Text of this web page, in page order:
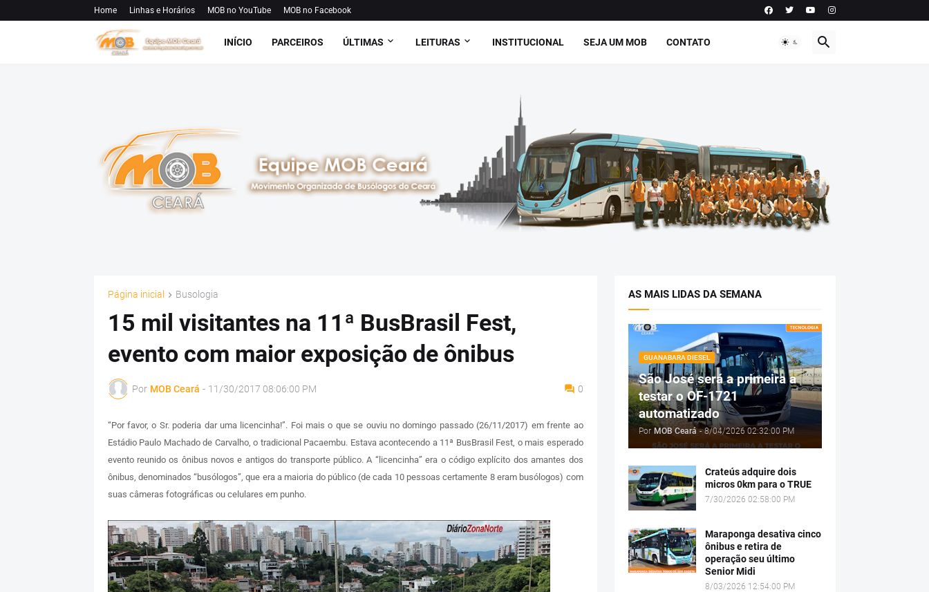
Home Linhas e Horários MOB no YouTube MOB no Facebook
INÍCIO PARCEIROS ÚLTIMAS LEITURAS INSTITUCIONAL SEJA UM MOB CONTATO
Página inicial Busologia
15 mil visitantes na 11ª BusBrasil Fest,
evento com maior exposição de ônibus
Por MOB Ceará - 11/30/2017 08:06:00 PM 0
“Por favor, o Sr. poderia dar uma licencinha!”. Foi mais o que se ouviu no domingo passado (26/11/2017) em frente ao
Estádio Paulo Machado de Carvalho, o tradicional Pacaembu. Estava acontecendo a 11ª BusBrasil Fest, o mais esperado
evento reunido os ônibus novos e antigos do transporte público. A “licencinha” era o código explícito dos amantes dos
ônibus, denominados “busólogos”, que era a maioria do público (de cada 10 pessoas certamente 8 eram busólogos) com
suas câmeras fotográficas ou celulares em punho.
AS MAIS LIDAS DA SEMANA
GUANABARA DIESEL
São José será a primeira a
testar o OF-1721
automatizado
Por MOB Ceará - 8/04/2026 02:32:00 PM
Crateús adquire dois
micros 0km para o TRUE
7/30/2026 02:58:00 PM
Maraponga desativa cinco
ônibus e retira de
operação seu último
Senior Midi
8/03/2026 12:54:00 PM